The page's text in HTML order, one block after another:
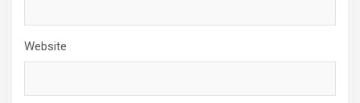
Website